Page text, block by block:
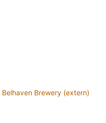
Belhaven Brewery (extern)